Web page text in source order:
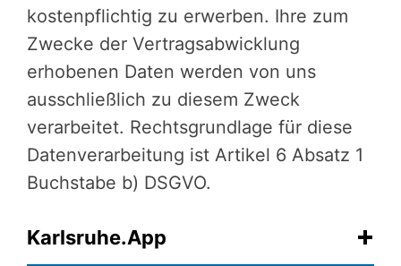
kostenpflichtig zu erwerben. Ihre zum
Zwecke der Vertragsabwicklung
erhobenen Daten werden von uns
ausschließlich zu diesem Zweck
verarbeitet. Rechtsgrundlage für diese
Datenverarbeitung ist Artikel 6 Absatz 1
Buchstabe b) DSGVO.
Karlsruhe.App